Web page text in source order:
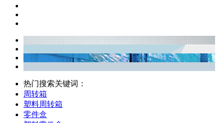
热门搜索关键词：
周转箱
塑料周转箱
零件盒